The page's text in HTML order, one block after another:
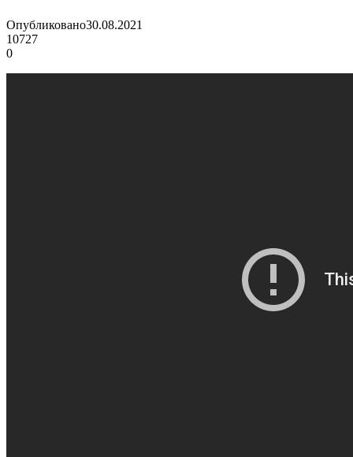
Опубликовано30.08.2021
10727
0